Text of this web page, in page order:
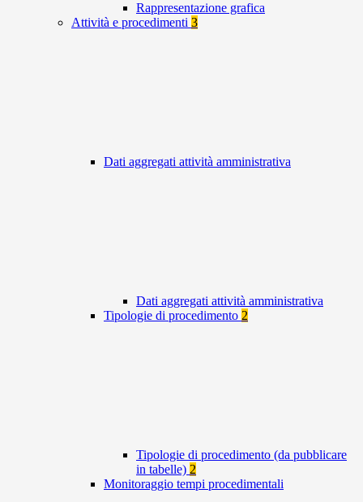
Rappresentazione grafica
Attività e procedimenti 3
Dati aggregati attività amministrativa
Dati aggregati attività amministrativa
Tipologie di procedimento 2
Tipologie di procedimento (da pubblicare
in tabelle) 2
Monitoraggio tempi procedimentali